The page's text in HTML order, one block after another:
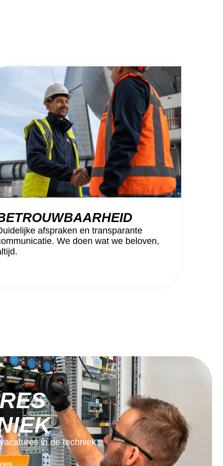
afspraken en transparante
We doen wat we beloven,
in de techniek.